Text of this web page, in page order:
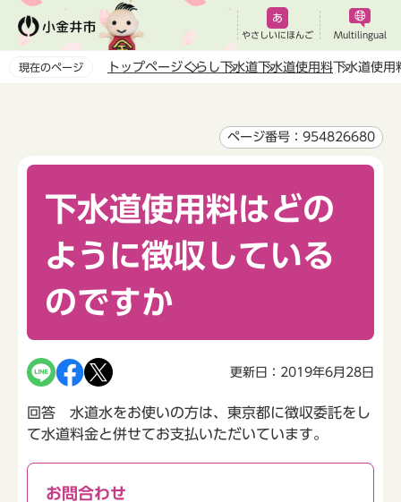
ペ
やさしいにほんご Multilingual
現在のページ トップページくらし 下水道 下水道使用料 下水道使
ページ番号：954826680
下水道使用料はどの
ように徴収している
のですか
更新日：2019年6月28日
回答 水道水をお使いの方は、東京都に徴収委託をし
て水道料金と併せてお支払いただいています。
お問合わせ